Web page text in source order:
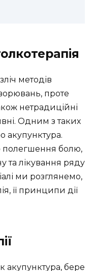
методів
проте
нетрадиційні
Одним з таких
акупунктура.
полегшення болю,
та лікування ряду
ми розглянемо,
її принципи дії
акупунктура, бере